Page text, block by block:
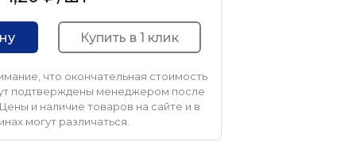
Купить в 1 клик
что окончательная стоимость
подтверждены менеджером после
и наличие товаров на сайте и в
могут различаться.